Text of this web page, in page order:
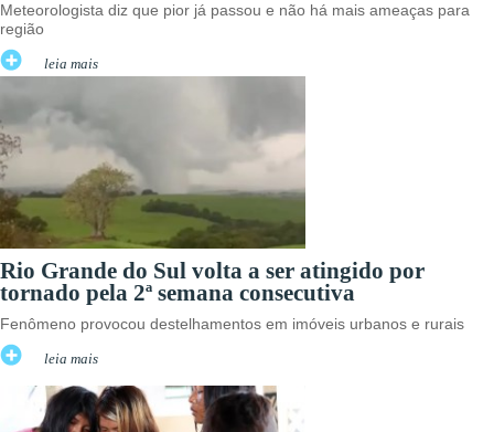
Meteorologista diz que pior já passou e não há mais ameaças para
região
leia mais
Rio Grande do Sul volta a ser atingido por
tornado pela 2ª semana consecutiva
Fenômeno provocou destelhamentos em imóveis urbanos e rurais
leia mais